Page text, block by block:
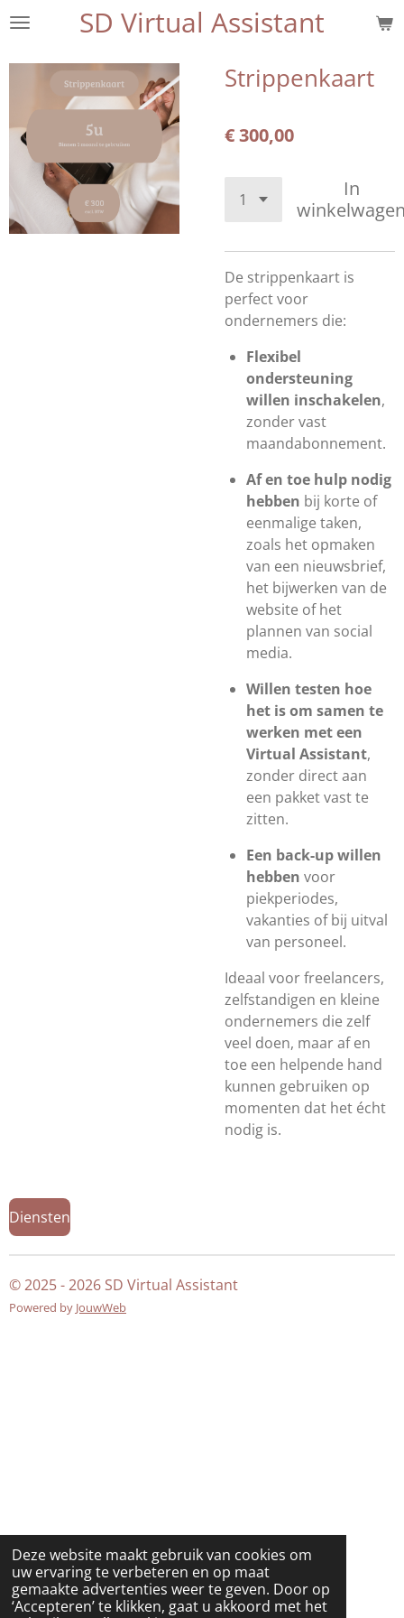
Deze website maakt gebruik van cookies om
uw ervaring te verbeteren en op maat
gemaakte advertenties weer te geven. Door op
‘Accepteren’ te klikken, gaat u akkoord met het
Ga
naar
hoofdinhoud
SD Virtual Assistant
Strippenkaart
€ 300,00
In
De strippenkaart is
perfect voor
ondernemers die:
Flexibel
ondersteuning
willen inschakelen,
zonder vast
maandabonnement.
Af en toe hulp nodig
hebben bij korte of
eenmalige taken,
zoals het opmaken
van een nieuwsbrief,
het bijwerken van de
website of het
plannen van social
media.
Willen testen hoe
het is om samen te
werken met een
Virtual Assistant,
zonder direct aan
een pakket vast te
zitten.
Een back-up willen
hebben voor
piekperiodes,
vakanties of bij uitval
van personeel.
Ideaal voor freelancers,
zelfstandigen en kleine
ondernemers die zelf
veel doen, maar af en
toe een helpende hand
kunnen gebruiken op
momenten dat het écht
nodig is.
Diensten
© 2025 - 2026 SD Virtual Assistant
Powered by JouwWeb